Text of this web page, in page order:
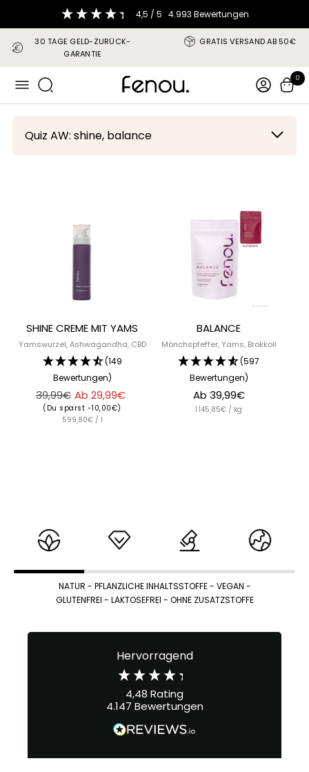
Inhalt
4,5 / 5 4.993 Bewertungen
30 TAGE GELD-ZURÜCK-
GARANTIE
GRATIS VERSAND AB 50€
Navigation fenou 0
Quiz AW: shine, balance
SHINE CREME MIT YAMS
Yamswurzel, Ashwagandha, CBD
(149
Bewertungen)
Angebotspreis
Ab 29,99€
Regulärer
Preis
39,99€
(Du sparst -10,00€)
599,80€ / l
BALANCE
Mönchspfeffer, Yams, Brokkoli
(597
Bewertungen)
Angebotspreis
Ab 39,99€
1.145,85€ / kg
NATUR - PFLANZLICHE INHALTSSTOFFE - VEGAN -
GLUTENFREI - LAKTOSEFREI - OHNE ZUSATZSTOFFE
Hervorragend
4,48 Rating
4.147 Bewertungen